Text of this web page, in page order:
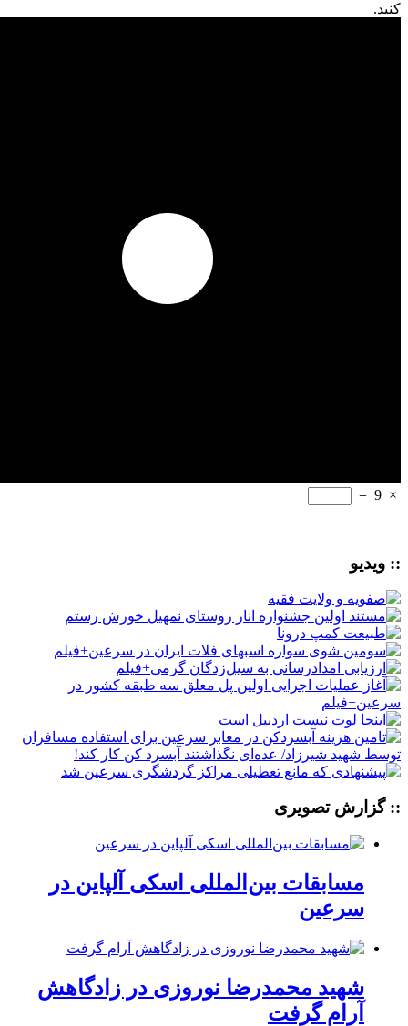
کنید.
×
9
=
:: ویدیو
:: گزارش تصویری
مسابقات بین‌المللی اسکی آلپاین در
سرعین
شهید محمدرضا نوروزی در زادگاهش
آرام گرفت